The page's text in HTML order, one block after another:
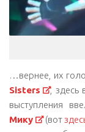
…вернее, их
Sisters
, здесь
выступления
Мику
(вот